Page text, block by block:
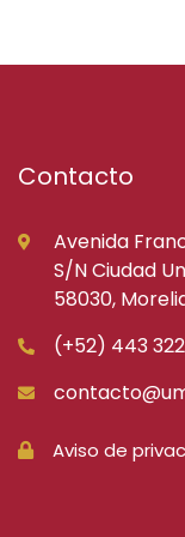
Contacto
Avenida
S/N Ciudad
58030,
(+52) 443
Aviso de